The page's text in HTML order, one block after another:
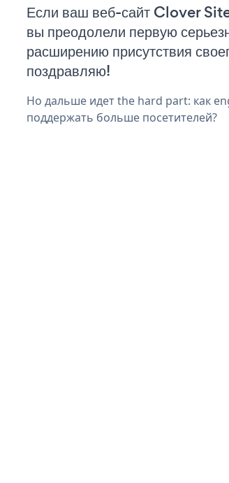
Если ваш веб-сайт Clover
вы преодолели первую
расширению присутствия
поздравляю!
Но дальше идет the hard part: как
поддержать больше посетителей?